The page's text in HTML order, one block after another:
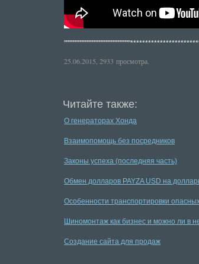
25.06.2015, 2933 просмотра.
Читайте также:
О генераторах Хонда
Взаимопомощь без посредников
Законы успеха (последняя часть)
Обмен долларов PAYZA USD на
Особенности транспортировки
Шиномонтаж как бизнес и можно ли в
Создание сайта для продаж